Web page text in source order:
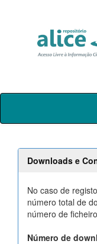
Skip
Downloads e
No caso de
número total de
número de
Número de